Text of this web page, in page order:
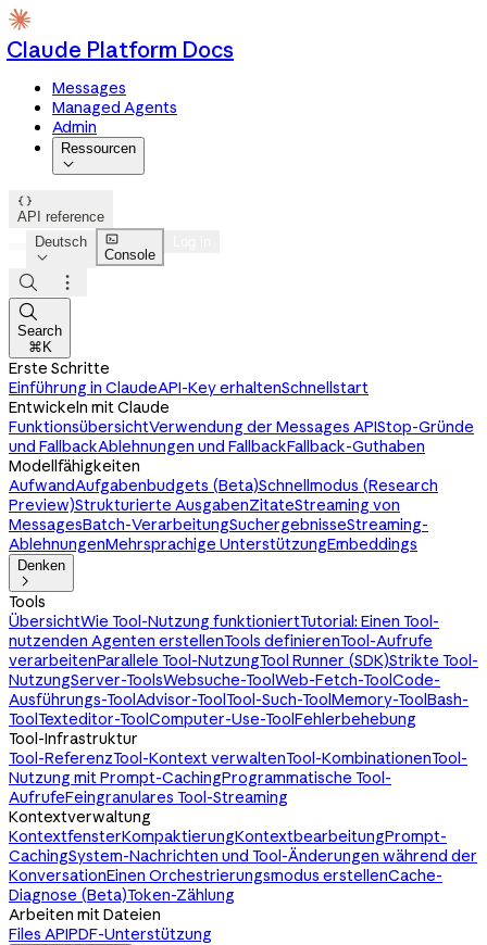
Claude Platform Docs
Messages
Managed Agents
Admin
Ressourcen


API reference
Deutsch


Console



Search
⌘K
Erste Schritte
Einführung in ClaudeAPI-Key erhaltenSchnellstart
Entwickeln mit Claude
FunktionsübersichtVerwendung der Messages APIStop-Gründe
und FallbackAblehnungen und FallbackFallback-Guthaben
Modellfähigkeiten
AufwandAufgabenbudgets (Beta)Schnellmodus (Research
Preview)Strukturierte AusgabenZitateStreaming von
MessagesBatch-VerarbeitungSuchergebnisseStreaming-
AblehnungenMehrsprachige UnterstützungEmbeddings
Denken

Tools
ÜbersichtWie Tool-Nutzung funktioniertTutorial: Einen Tool-
nutzenden Agenten erstellenTools definierenTool-Aufrufe
verarbeitenParallele Tool-NutzungTool Runner (SDK)Strikte Tool-
NutzungServer-ToolsWebsuche-ToolWeb-Fetch-ToolCode-
Ausführungs-ToolAdvisor-ToolTool-Such-ToolMemory-ToolBash-
ToolTexteditor-ToolComputer-Use-ToolFehlerbehebung
Tool-Infrastruktur
Tool-ReferenzTool-Kontext verwaltenTool-KombinationenTool-
Nutzung mit Prompt-CachingProgrammatische Tool-
AufrufeFeingranulares Tool-Streaming
Kontextverwaltung
KontextfensterKompaktierungKontextbearbeitungPrompt-
CachingSystem-Nachrichten und Tool-Änderungen während der
KonversationEinen Orchestrierungsmodus erstellenCache-
Diagnose (Beta)Token-Zählung
Arbeiten mit Dateien
Files APIPDF-Unterstützung